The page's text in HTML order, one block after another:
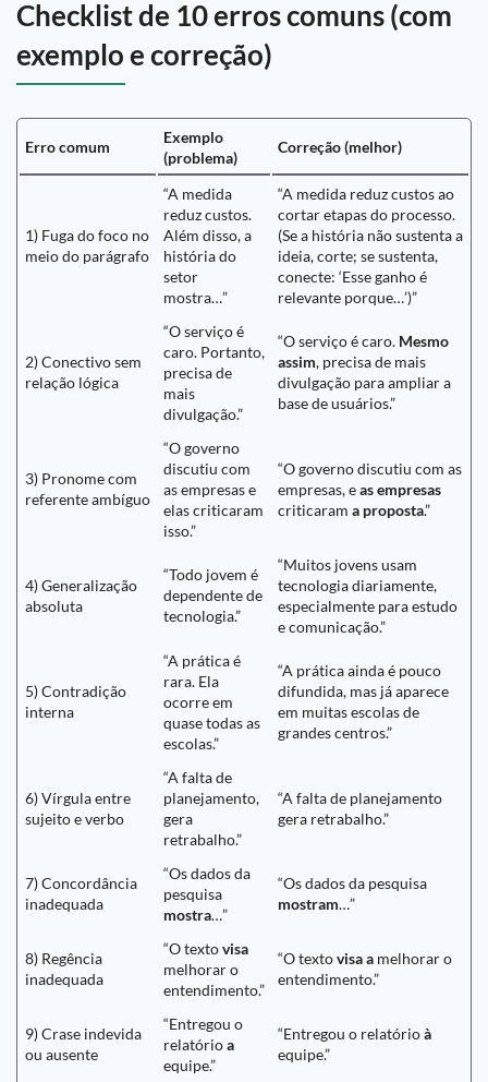
Checklist de 10 erros comuns (com
exemplo e correção)
Erro comum
Exemplo
(problema)
Correção (melhor)
1) Fuga do foco no
meio do parágrafo
“A medida
reduz custos.
Além disso, a
história do
setor
mostra…”
“A medida reduz custos ao
cortar etapas do processo.
(Se a história não sustenta a
ideia, corte; se sustenta,
conecte: ‘Esse ganho é
relevante porque…’)”
2) Conectivo sem
relação lógica
“O serviço é
caro. Portanto,
precisa de
mais
divulgação.”
“O serviço é caro. Mesmo
assim, precisa de mais
divulgação para ampliar a
base de usuários.”
3) Pronome com
referente ambíguo
“O governo
discutiu com
as empresas e
elas criticaram
isso.”
“O governo discutiu com as
empresas, eas empresas
criticaram a proposta.”
4) Generalização
absoluta
“Todo jovem é
dependente de
tecnologia.”
“Muitos jovens usam
tecnologia diariamente,
especialmente para estudo
e comunicação.”
5) Contradição
interna
“A prática é
rara. Ela
ocorre em
quase todas as
escolas.”
“A prática ainda é pouco
difundida, mas já aparece
em muitas escolas de
grandes centros.”
6) Vírgula entre
sujeito e verbo
“A falta de
planejamento,
gera
retrabalho.”
“A falta de planejamento
gera retrabalho.”
7) Concordância
inadequada
“Os dados da
pesquisa
mostra…”
“Os dados da pesquisa
mostram…”
8) Regência
inadequada
“O textovisa
melhorar o
entendimento.”
“O textovisa a melhorar o
entendimento.”
9) Crase indevida
ou ausente
“Entregou o
relatórioa
equipe.”
“Entregou o relatórioà
equipe.”